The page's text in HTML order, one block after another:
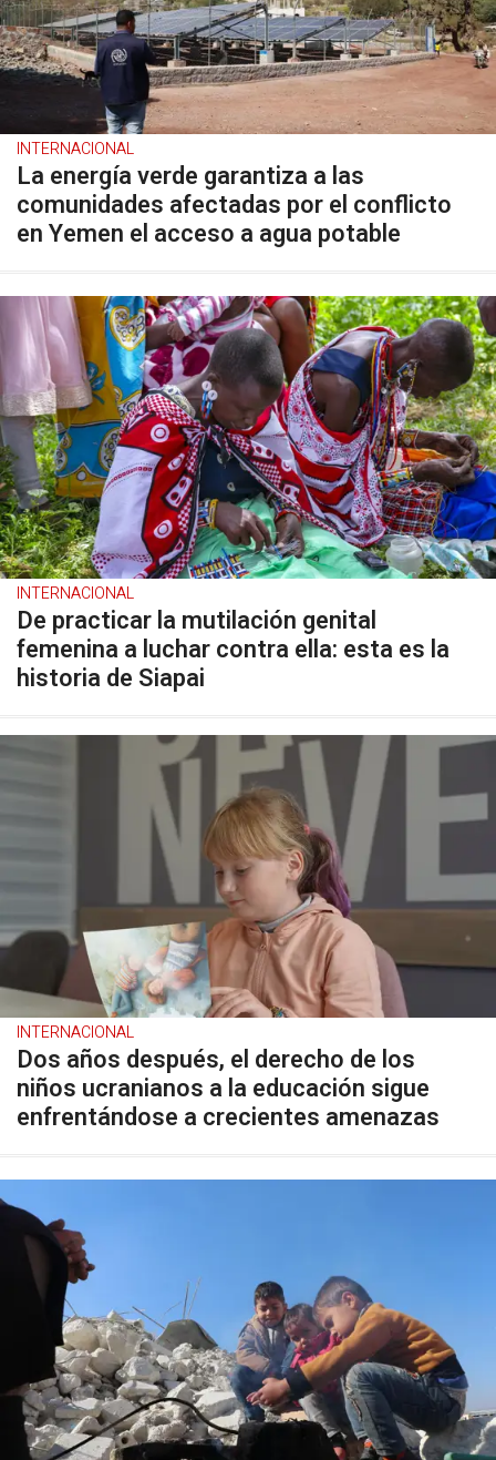
INTERNACIONAL
La energía verde garantiza a las
comunidades afectadas por el conflicto
en Yemen el acceso a agua potable
INTERNACIONAL
De practicar la mutilación genital
femenina a luchar contra ella: esta es la
historia de Siapai
INTERNACIONAL
Dos años después, el derecho de los
niños ucranianos a la educación sigue
enfrentándose a crecientes amenazas